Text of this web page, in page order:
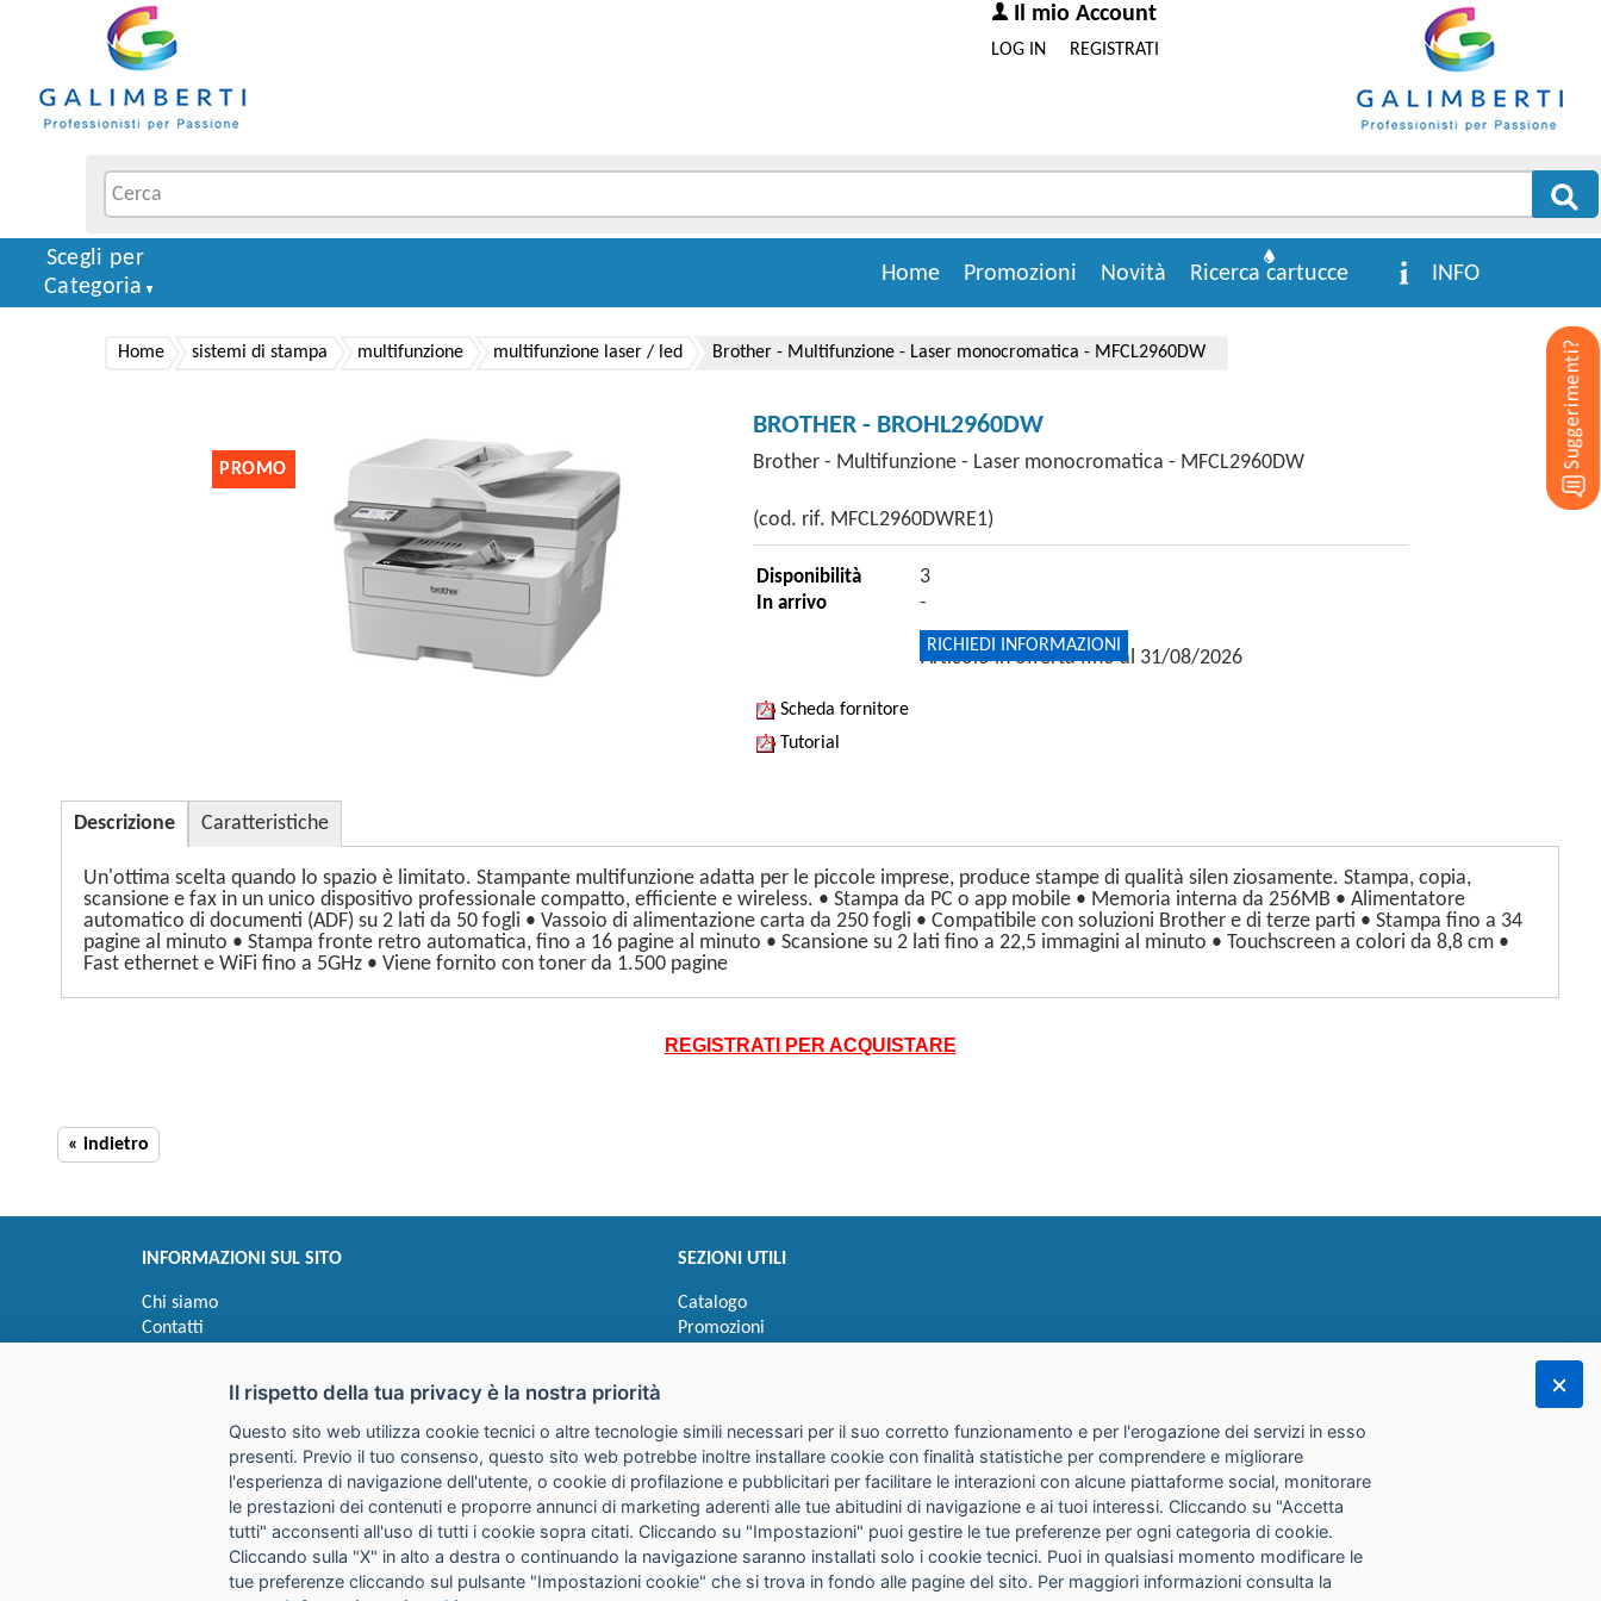
Il mio Account
REGISTRATI
LOG IN
INFO
Ricerca cartucce
Novità
Promozioni
Home
Scegli per
Categoria
Home sistemi di stampa multifunzione multifunzione laser / led Brother - Multifunzione - Laser monocromatica - MFCL2960DW
PROMO
BROTHER - BROHL2960DW
Brother - Multifunzione - Laser monocromatica - MFCL2960DW
(cod. rif. MFCL2960DWRE1)
Disponibilità 3
In arrivo -
RICHIEDI INFORMAZIONI
Articolo in offerta fino al 31/08/2026
Scheda fornitore
Tutorial
Descrizione Caratteristiche
Un'ottima scelta quando lo spazio è limitato. Stampante multifunzione adatta per le piccole imprese, produce stampe di qualità silen ziosamente. Stampa, copia,
scansione e fax in un unico dispositivo professionale compatto, efficiente e wireless. • Stampa da PC o app mobile • Memoria interna da 256MB • Alimentatore
automatico di documenti (ADF) su 2 lati da 50 fogli • Vassoio di alimentazione carta da 250 fogli • Compatibile con soluzioni Brother e di terze parti • Stampa fino a 34
pagine al minuto • Stampa fronte retro automatica, fino a 16 pagine al minuto • Scansione su 2 lati fino a 22,5 immagini al minuto • Touchscreen a colori da 8,8 cm •
Fast ethernet e WiFi fino a 5GHz • Viene fornito con toner da 1.500 pagine
REGISTRATI PER ACQUISTARE
« indietro
INFORMAZIONI SUL SITO
Chi siamo
Contatti
Impostazioni cookie
SEZIONI UTILI
Catalogo
Promozioni
I prezzi indicati si intendono IVA esclusa
GALIMBERTI S.r.L.
Il rispetto della tua privacy è la nostra priorità
Questo sito web utilizza cookie tecnici o altre tecnologie simili necessari per il suo corretto funzionamento e per l'erogazione dei servizi in esso
presenti. Previo il tuo consenso, questo sito web potrebbe inoltre installare cookie con finalità statistiche per comprendere e migliorare
l'esperienza di navigazione dell'utente, o cookie di profilazione e pubblicitari per facilitare le interazioni con alcune piattaforme social, monitorare
le prestazioni dei contenuti e proporre annunci di marketing aderenti alle tue abitudini di navigazione e ai tuoi interessi. Cliccando su "Accetta
tutti" acconsenti all'uso di tutti i cookie sopra citati. Cliccando su "Impostazioni" puoi gestire le tue preferenze per ogni categoria di cookie.
Cliccando sulla "X" in alto a destra o continuando la navigazione saranno installati solo i cookie tecnici. Puoi in qualsiasi momento modificare le
tue preferenze cliccando sul pulsante "Impostazioni cookie" che si trova in fondo alle pagine del sito. Per maggiori informazioni consulta la